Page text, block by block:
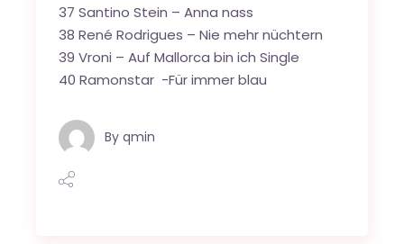
37 Santino Stein – Anna nass
38 René Rodrigues – Nie mehr nüchtern
39 Vroni – Auf Mallorca bin ich Single
40 Ramonstar -Für immer blau
By qmin